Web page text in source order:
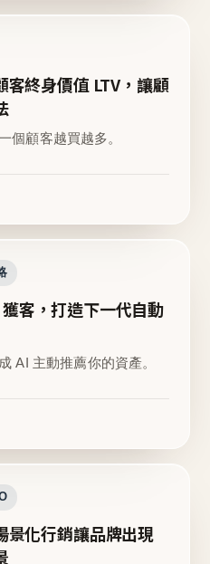
終身價值 LTV，讓顧
個顧客越買越多。
客，打造下一代自動
AI 主動推薦你的資產。
景化行銷讓品牌出現